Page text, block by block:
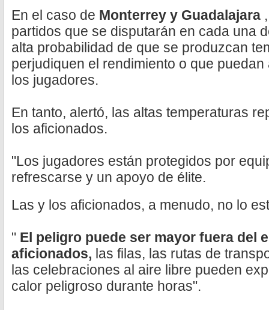
En el caso de Monterrey y Guadalajara
partidos que se disputarán en cada una
alta probabilidad de que se produzcan
perjudiquen el rendimiento o que
los jugadores.
En tanto, alertó, las altas temperaturas
los aficionados.
"Los jugadores están protegidos por
refrescarse y un apoyo de élite.
Las y los aficionados, a menudo, no lo
" El peligro puede ser mayor fuera del
aficionados, las filas, las rutas de
las celebraciones al aire libre pueden
calor peligroso durante horas".